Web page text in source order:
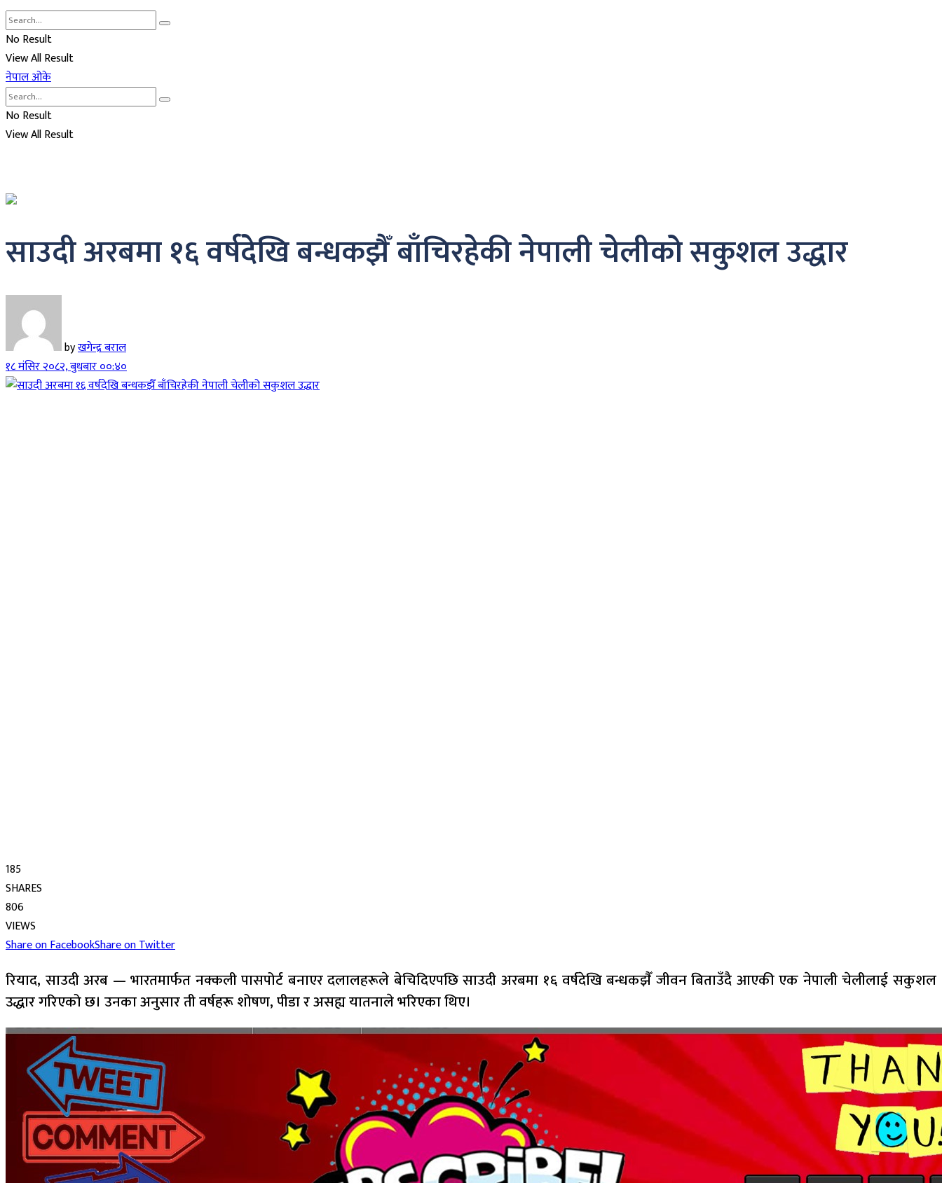
No Result
View All Result
नेपाल ओके
No Result
View All Result
साउदी अरबमा १६ वर्षदेखि बन्धकझैँ बाँचिरहेकी नेपाली चेलीको सकुशल उद्धार
byखगेन्द्र बराल
१८ मंसिर २०८२, बुधबार ००:४०
185
SHARES
806
VIEWS
Share on FacebookShare on Twitter
रियाद, साउदी अरब — भारतमार्फत नक्कली पासपोर्ट बनाएर दलालहरूले बेचिदिएपछि साउदी अरबमा १६ वर्षदेखि बन्धकझैँ जीवन बिताउँदै आएकी एक नेपाली चेलीलाई सकुशल
उद्धार गरिएको छ। उनका अनुसार ती वर्षहरू शोषण, पीडा र असह्य यातनाले भरिएका थिए।